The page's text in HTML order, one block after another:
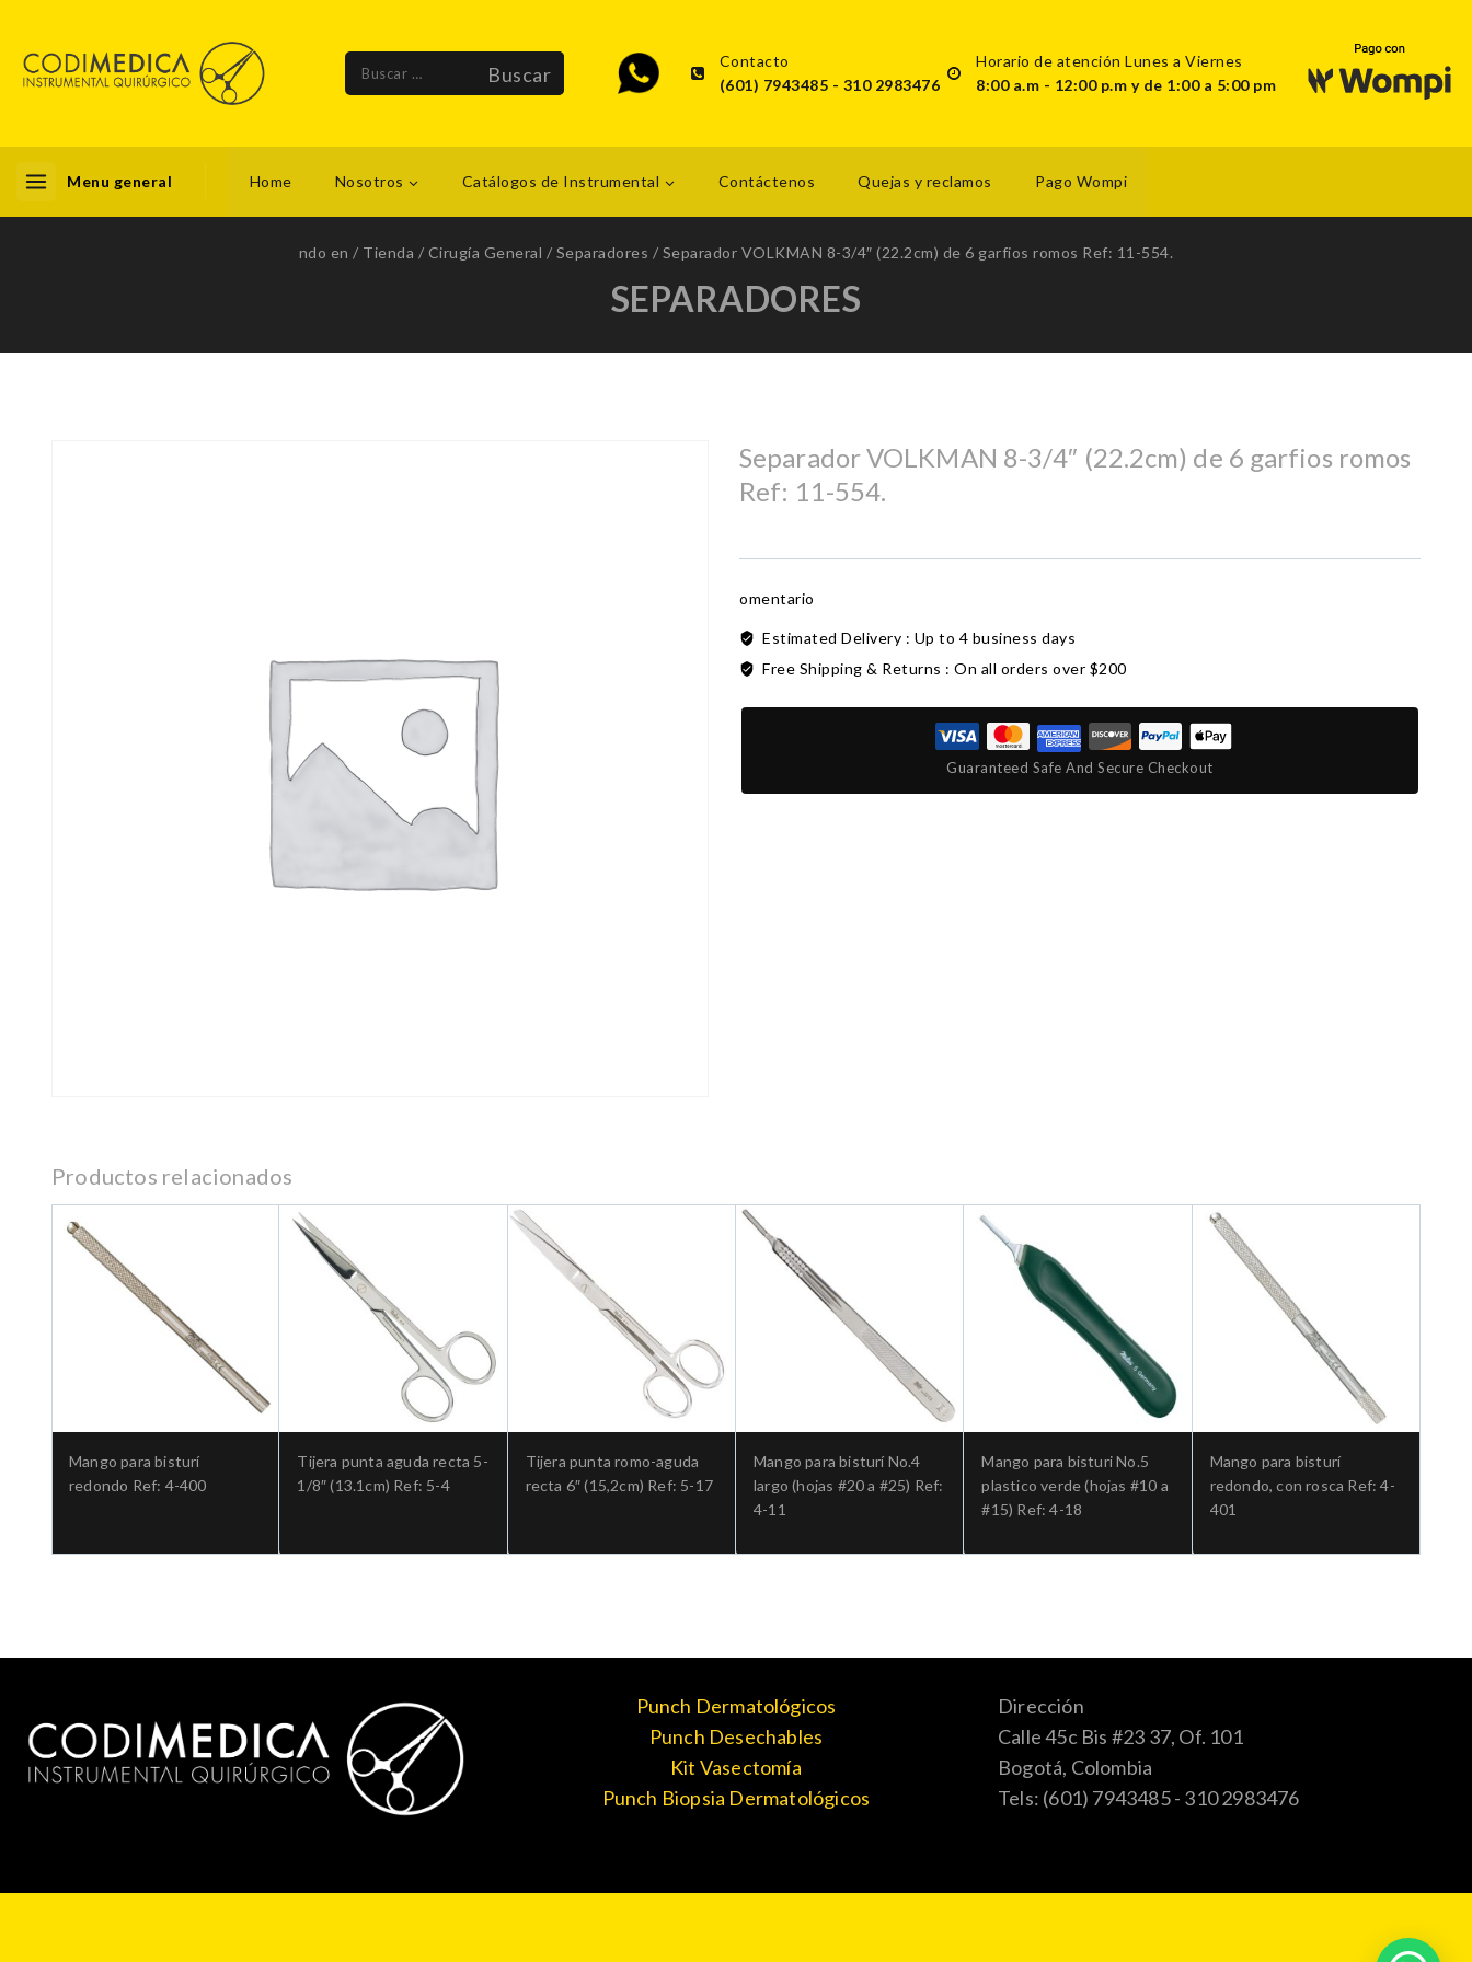
Contacto
(601) 7943485 - 310 2983476
Horario de atención Lunes a Viernes
8:00 a.m - 12:00 p.m y de 1:00 a 5:00 pm
Menu general Home Nosotros Catálogos de Instrumental Contáctenos Quejas y reclamos Pago Wompi
ndo en / Tienda / Cirugía General / Separadores / Separador VOLKMAN 8-3/4″ (22.2cm) de 6 garfios romos Ref: 11-554.
SEPARADORES
Separador VOLKMAN 8-3/4″ (22.2cm) de 6 garfios romos
Ref: 11-554.
omentario
Estimated Delivery : Up to 4 business days
Free Shipping & Returns : On all orders over $200
Guaranteed Safe And Secure Checkout
Productos relacionados
Mango para bisturí
redondo Ref: 4-400
Tijera punta aguda recta 5-
1/8″ (13.1cm) Ref: 5-4
Tijera punta romo-aguda
recta 6″ (15,2cm) Ref: 5-17
Mango para bisturí No.4
largo (hojas #20 a #25) Ref:
4-11
Mango para bisturi No.5
plastico verde (hojas #10 a
#15) Ref: 4-18
Mango para bisturí
redondo, con rosca Ref: 4-
401
Punch Dermatológicos
Punch Desechables
Kit Vasectomía
Punch Biopsia Dermatológicos
Dirección
Calle 45c Bis #23 37, Of. 101
Bogotá, Colombia
Tels: (601) 7943485 - 310 2983476